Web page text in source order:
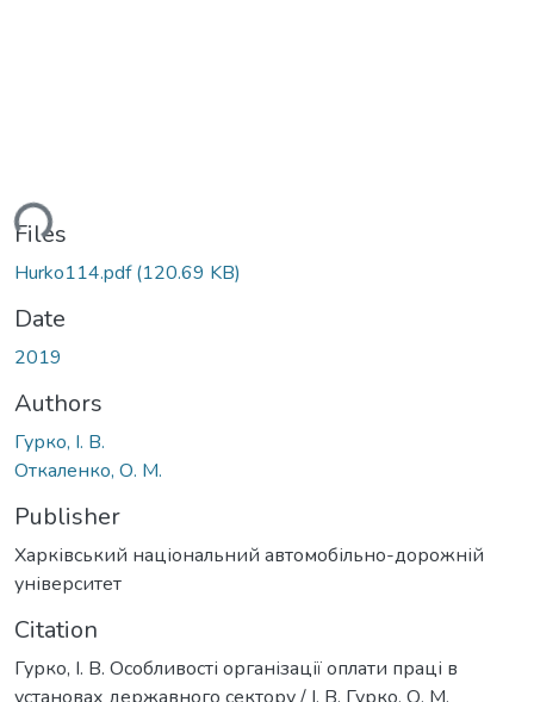
Files
Hurko114.pdf(120.69 KB)
Date
2019
Authors
Гурко, І. В.
Откаленко, О. М.
Publisher
Харківський національний автомобільно-дорожній
університет
Citation
Гурко, І. В. Особливості організації оплати праці в